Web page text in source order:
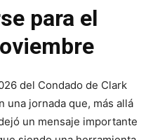
para el
del Condado de Clark
una jornada que, más allá
un mensaje importante